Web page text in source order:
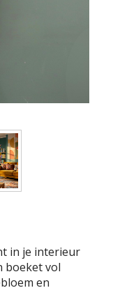
in je interieur
boeket vol
en